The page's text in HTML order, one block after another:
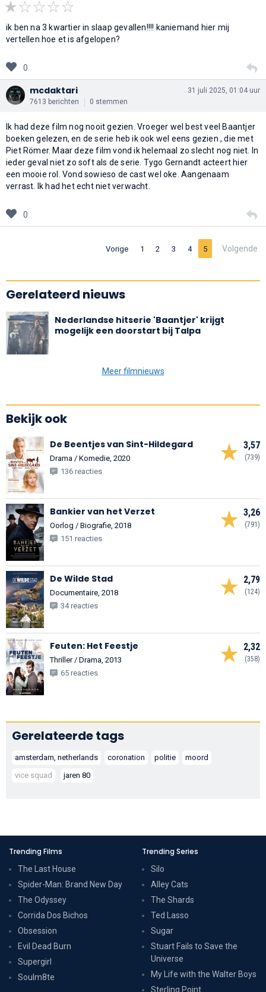
ik ben na 3 kwartier in slaap gevallen!!!! kaniemand hier mij
vertellen hoe et is afgelopen?
0
mcdaktari
7613 berichten 0 stemmen
31 juli 2025, 01:04 uur
Ik had deze film nog nooit gezien. Vroeger wel best veel Baantjer
boeken gelezen, en de serie heb ik ook wel eens gezien , die met
Piet Römer. Maar deze film vond ik helemaal zo slecht nog niet. In
ieder geval niet zo soft als de serie. Tygo Gernandt acteert hier
een mooie rol. Vond sowieso de cast wel oke. Aangenaam
verrast. Ik had het echt niet verwacht.
0
Vorige 1 2 3 4 5 Volgende
Gerelateerd nieuws
Nederlandse hitserie 'Baantjer' krijgt
mogelijk een doorstart bij Talpa
Meer filmnieuws
Bekijk ook
3,57
(739)
De Beentjes van Sint-Hildegard
Drama / Komedie, 2020
136 reacties
3,26
(791)
Bankier van het Verzet
Oorlog / Biografie, 2018
151 reacties
2,79
(124)
De Wilde Stad
Documentaire, 2018
34 reacties
2,32
(358)
Feuten: Het Feestje
Thriller / Drama, 2013
65 reacties
Gerelateerde tags
amsterdam, netherlands coronation politie
moord
vice squad
jaren 80
Trending Films
The Last House
Spider-Man: Brand New Day
The Odyssey
Corrida Dos Bichos
Obsession
Evil Dead Burn
Supergirl
Soulm8te
Trending Series
Silo
Alley Cats
The Shards
Ted Lasso
Sugar
Stuart Fails to Save the
Universe
My Life with the Walter Boys
Sterling Point